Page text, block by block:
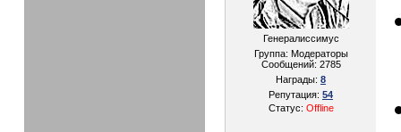
Генералиссимус
Группа: Модераторы
Сообщений: 2785
Награды: 8
Репутация: 54
Статус: Offline